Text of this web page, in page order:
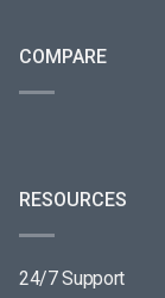
COMPARE
RESOURCES
24/7 Support